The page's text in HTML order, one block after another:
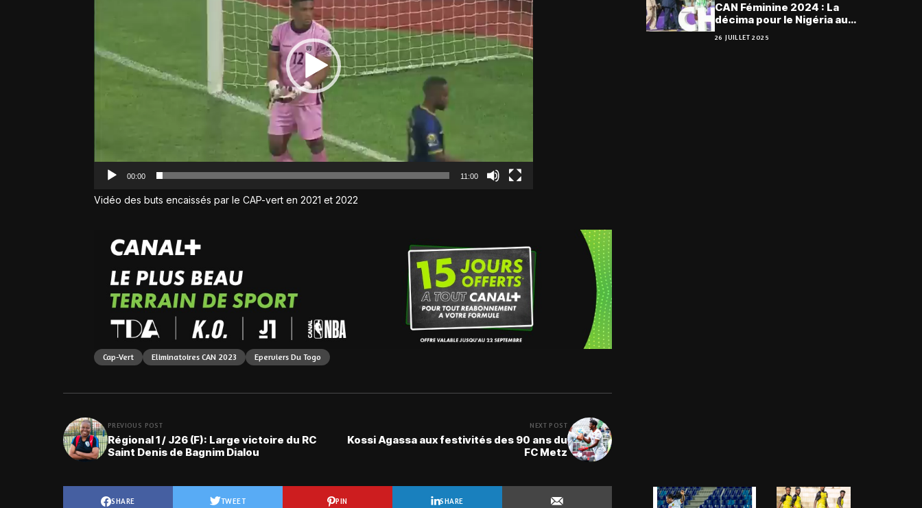
00:00 11:00
Vidéo des buts encaissés par le CAP-vert en 2021 et 2022
Cap-Vert Eliminatoires CAN 2023 Eperviers Du Togo
PREVIOUS POST
Régional 1 / J26 (F): Large victoire du RC
Saint Denis de Bagnim Dialou
NEXT POST
Kossi Agassa aux festivités des 90 ans du
FC Metz
SHARE TWEET PIN SHARE
CAN Féminine 2024 : La
décima pour le Nigéria au
terme d’une finale
renversante
26 JUILLET 2025